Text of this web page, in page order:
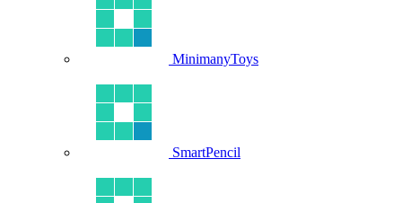
MinimanyToys
SmartPencil